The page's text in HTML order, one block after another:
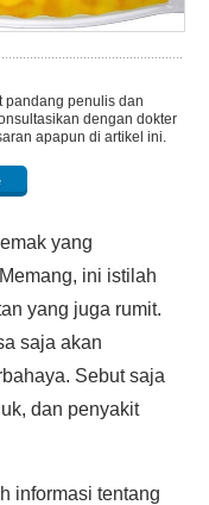
pandang penulis dan
dengan dokter
apapun di artikel ini.
yang
ini istilah
yang juga rumit.
saja akan
Sebut saja
dan penyakit
informasi tentang